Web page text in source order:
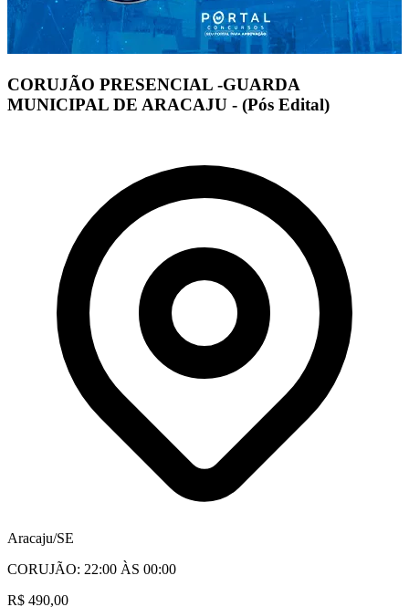
CORUJÃO PRESENCIAL -GUARDA
MUNICIPAL DE ARACAJU - (Pós Edital)
Aracaju/SE
CORUJÃO: 22:00 ÀS 00:00
R$ 490,00